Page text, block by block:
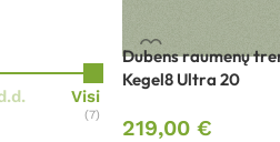
Visi
(7)
Dubens raumenų
Kegel8 Ultra 20
219,00 €